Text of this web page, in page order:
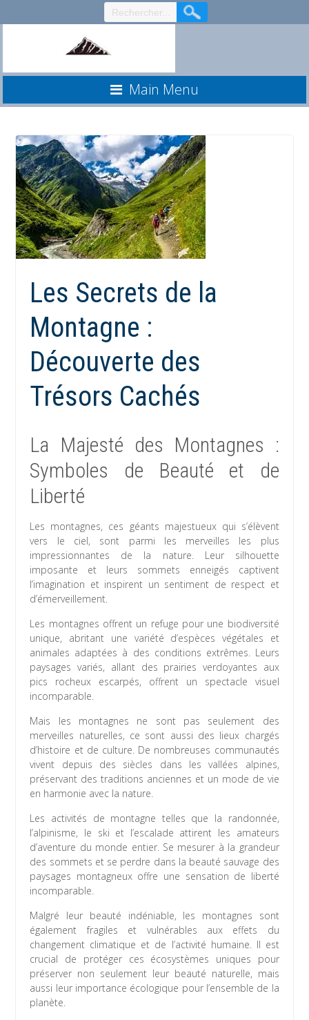
au
Main Menu
Les Secrets de la
Montagne :
Découverte des
Trésors Cachés
La Majesté des Montagnes :
Symboles de Beauté et de
Liberté
Les montagnes, ces géants majestueux qui s’élèvent
vers le ciel, sont parmi les merveilles les plus
impressionnantes de la nature. Leur silhouette
imposante et leurs sommets enneigés captivent
l’imagination et inspirent un sentiment de respect et
d’émerveillement.
Les montagnes offrent un refuge pour une biodiversité
unique, abritant une variété d’espèces végétales et
animales adaptées à des conditions extrêmes. Leurs
paysages variés, allant des prairies verdoyantes aux
pics rocheux escarpés, offrent un spectacle visuel
incomparable.
Mais les montagnes ne sont pas seulement des
merveilles naturelles, ce sont aussi des lieux chargés
d’histoire et de culture. De nombreuses communautés
vivent depuis des siècles dans les vallées alpines,
préservant des traditions anciennes et un mode de vie
en harmonie avec la nature.
Les activités de montagne telles que la randonnée,
l’alpinisme, le ski et l’escalade attirent les amateurs
d’aventure du monde entier. Se mesurer à la grandeur
des sommets et se perdre dans la beauté sauvage des
paysages montagneux offre une sensation de liberté
incomparable.
Malgré leur beauté indéniable, les montagnes sont
également fragiles et vulnérables aux effets du
changement climatique et de l’activité humaine. Il est
crucial de protéger ces écosystèmes uniques pour
préserver non seulement leur beauté naturelle, mais
aussi leur importance écologique pour l’ensemble de la
planète.